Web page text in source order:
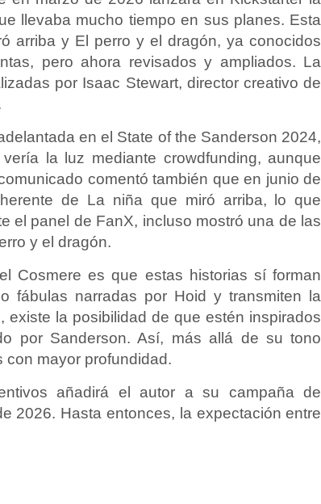
llevaba mucho tiempo en sus planes. Esta
arriba y El perro y el dragón, ya conocidos
pero ahora revisados y ampliados. La
por Isaac Stewart, director creativo de
en el State of the Sanderson 2024,
la luz mediante crowdfunding, aunque
comentó también que en junio de
de La niña que miró arriba, lo que
el panel de FanX, incluso mostró una de las
y el dragón.
Cosmere es que estas historias sí forman
fábulas narradas por Hoid y transmiten la
la posibilidad de que estén inspirados
por Sanderson. Así, más allá de su tono
mayor profundidad.
añadirá el autor a su campaña de
2026. Hasta entonces, la expectación entre